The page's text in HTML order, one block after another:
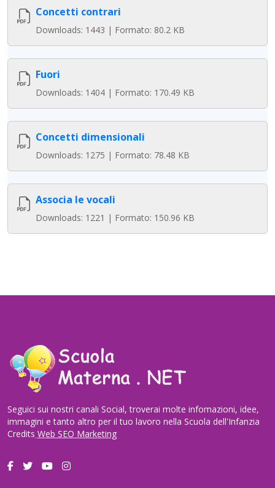
Concetti contrari
Downloads: 1443 | Formato: 80.2 KB
Fuori
Downloads: 1404 | Formato: 170.49 KB
Concetti dimensionali
Downloads: 1275 | Formato: 78.48 KB
Associa le vocali
Downloads: 1221 | Formato: 150.96 KB
Seguici sui nostri canali Social, troverai molte infomazioni, idee,
immagini e tanto altro per il tuo lavoro nella Scuola dell'Infanzia
Credits Web SEO Marketing